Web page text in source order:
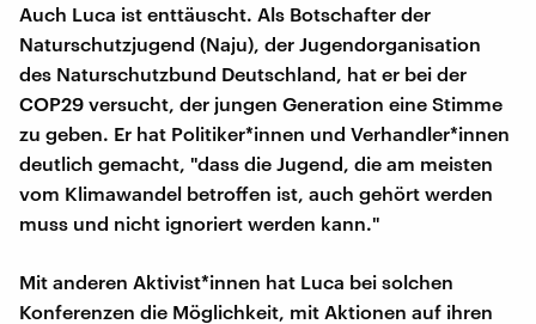
Auch Luca ist enttäuscht. Als Botschafter der
Naturschutzjugend (Naju), der Jugendorganisation
des Naturschutzbund Deutschland, hat er bei der
COP29 versucht, der jungen Generation eine Stimme
zu geben. Er hat Politiker*innen und Verhandler*innen
deutlich gemacht, "dass die Jugend, die am meisten
vom Klimawandel betroffen ist, auch gehört werden
muss und nicht ignoriert werden kann."
Mit anderen Aktivist*innen hat Luca bei solchen
Konferenzen die Möglichkeit, mit Aktionen auf ihren